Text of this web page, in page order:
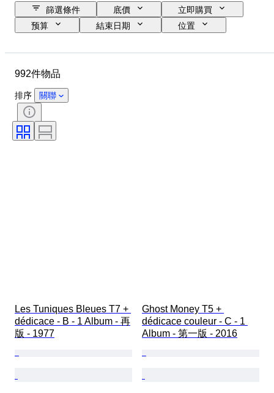
篩選條件 底價
立即購買
预算
結束日期
位置
標題
簽名
語言
時代
出售者：
992件物品
排序 關聯
Les Tuniques Bleues T7 +
dédicace - B - 1 Album - 再
版 - 1977
Ghost Money T5 +
dédicace couleur - C - 1
Album - 第一版 - 2016